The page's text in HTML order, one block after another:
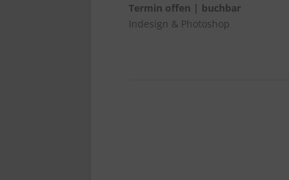
Termin offen | buchbar
Indesign & Photoshop